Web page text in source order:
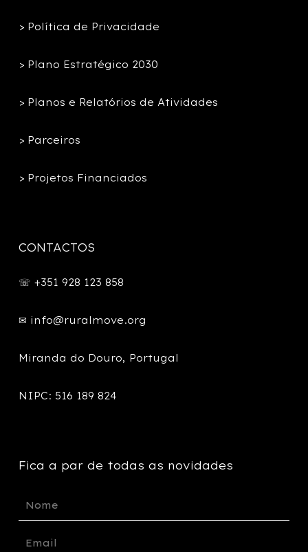
> Política de Privacidade
> Plano Estratégico 2030
> Planos e Relatórios de Atividades
> Parceiros
> Projetos Financiados
CONTACTOS
☏ +351 928 123 858
✉ info@ruralmove.org
Miranda do Douro, Portugal
NIPC: 516 189 824
Fica a par de todas as novidades